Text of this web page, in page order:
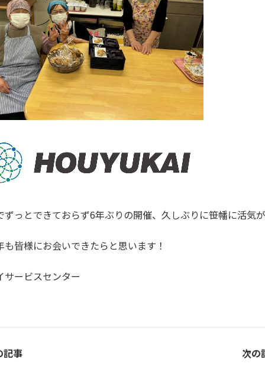
ずっとできておらず6年ぶりの開催、久しぶりに笹幡に活気
も皆様にお会いできたらと思います！
サービスセンター
記事 次の